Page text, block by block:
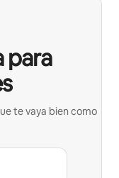
para
te vaya bien como